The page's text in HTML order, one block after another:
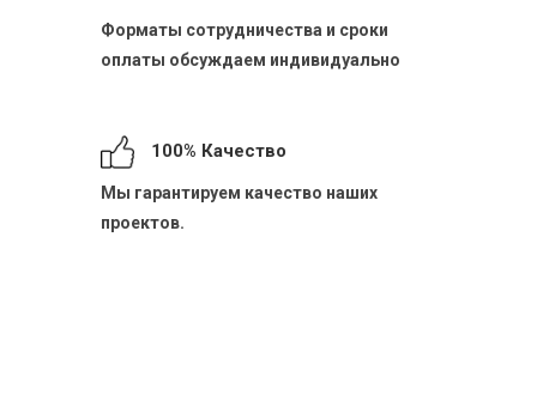
Форматы сотрудничества и сроки
оплаты обсуждаем индивидуально
100% Качество
Мы гарантируем качество наших
проектов.